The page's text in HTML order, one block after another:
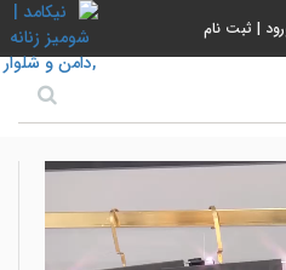
| ثبت نام